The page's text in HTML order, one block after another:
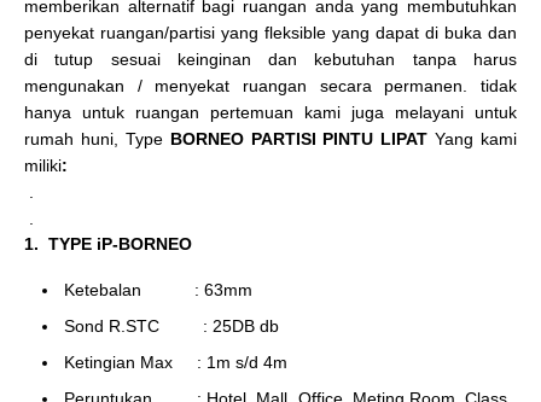
memberikan alternatif bagi ruangan anda yang membutuhkan
penyekat ruangan/partisi yang fleksible yang dapat di buka dan
di tutup sesuai keinginan dan kebutuhan tanpa harus
mengunakan / menyekat ruangan secara permanen. tidak
hanya untuk ruangan pertemuan kami juga melayani untuk
rumah huni, Type BORNEO PARTISI PINTU LIPAT Yang kami
miliki:
1. TYPE iP-BORNEO
Ketebalan : 63mm
Sond R.STC : 25DB db
Ketingian Max : 1m s/d 4m